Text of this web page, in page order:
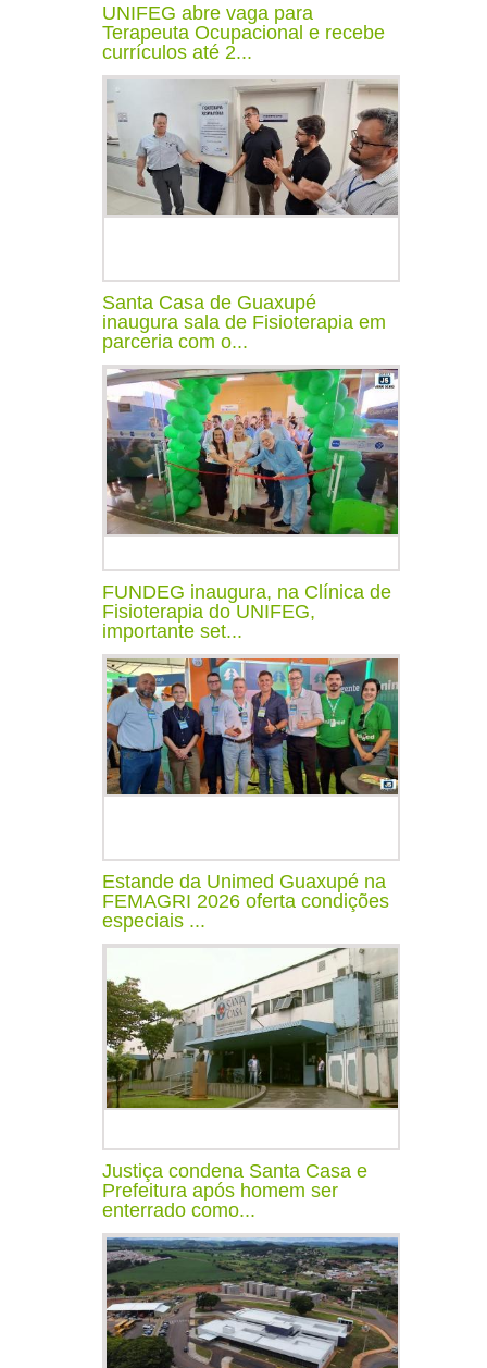
UNIFEG abre vaga para
Terapeuta Ocupacional e recebe
currículos até 2...
Santa Casa de Guaxupé
inaugura sala de Fisioterapia em
parceria com o...
FUNDEG inaugura, na Clínica de
Fisioterapia do UNIFEG,
importante set...
Estande da Unimed Guaxupé na
FEMAGRI 2026 oferta condições
especiais ...
Justiça condena Santa Casa e
Prefeitura após homem ser
enterrado como...